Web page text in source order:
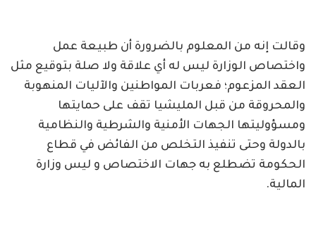
وقالت إنه من المعلوم بالضرورة أن طبيعة عمل
واختصاص الوزارة ليس له أي علاقة ولا صلة بتوقيع مثل
العقد المزعوم؛ فعربات المواطنين والآليات المنهوبة
والمحروقة من قبل المليشيا تقف على حمايتها
ومسؤوليتها الجهات الأمنية والشرطية والنظامية
بالدولة وحتى تنفيذ التخلص من الفائض في قطاع
الحكومة تضطلع به جهات الاختصاص و ليس وزارة
المالية.